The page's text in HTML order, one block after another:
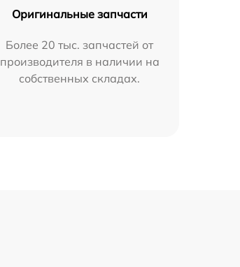
Оригинальные запчасти
Более 20 тыс. запчастей от
производителя в наличии на
собственных складах.